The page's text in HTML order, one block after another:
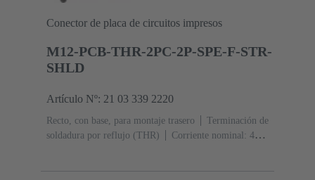
Conector de placa de circuitos impresos
M12-PCB-THR-2PC-2P-SPE-F-STR-
SHLD
Artículo Nº: 21 03 339 2220
Recto, con base, para montaje trasero
Terminación de
soldadura por reflujo (THR)
Corriente nominal: ‌4